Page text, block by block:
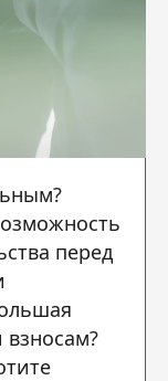
перед